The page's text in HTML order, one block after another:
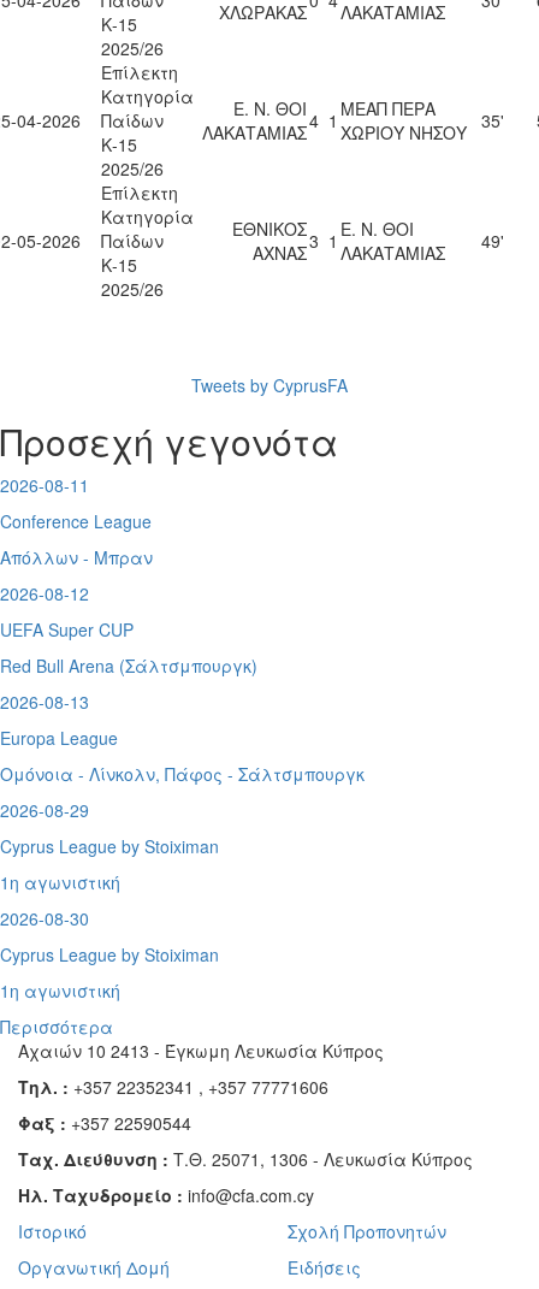
Κ-15
2025/26
ΧΛΩΡΑΚΑΣ
ΛΑΚΑΤΑΜΙΑΣ
04-2026
Επίλεκτη
Κατηγορία
Παίδων
Κ-15
2025/26
Ε. Ν. ΘΟΙ
ΛΑΚΑΤΑΜΙΑΣ4 1 ΜΕΑΠ ΠΕΡΑ
ΧΩΡΙΟΥ ΝΗΣΟΥ 35'
05-2026
Επίλεκτη
Κατηγορία
Παίδων
Κ-15
2025/26
ΕΘΝΙΚΟΣ
ΑΧΝΑΣ3 1 Ε. Ν. ΘΟΙ
ΛΑΚΑΤΑΜΙΑΣ
49'
Tweets by CyprusFA
Προσεχή γεγονότα
2026-08-11
Conference League
Απόλλων - Μπραν
2026-08-12
UEFA Super CUP
Red Bull Arena (Σάλτσμπουργκ)
2026-08-13
Europa League
Ομόνοια - Λίνκολν, Πάφος - Σάλτσμπουργκ
2026-08-29
Cyprus League by Stoiximan
1η αγωνιστική
2026-08-30
Cyprus League by Stoiximan
1η αγωνιστική
Περισσότερα
Αχαιών 10 2413 - Έγκωμη Λευκωσία Κύπρος
Τηλ. : +357 22352341 , +357 77771606
Φαξ : +357 22590544
Ταχ. Διεύθυνση : Τ.Θ. 25071, 1306 - Λευκωσία Κύπρος
Ηλ. Ταχυδρομείο : info@cfa.com.cy
Ιστορικό
Οργανωτική Δομή
Σχολή Προπονητών
Ειδήσεις